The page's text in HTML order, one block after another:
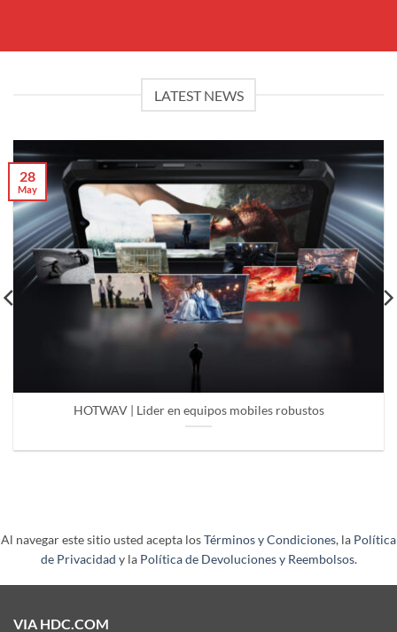
LATEST NEWS
HOTWAV | Lider en equipos mobiles robustos
28
May
Al navegar este sitio usted acepta losTérminos y Condiciones, la Política
de Privacidad y la Política de Devoluciones y Reembolsos.
VIA HDC.COM